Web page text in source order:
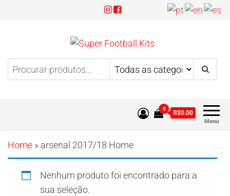
Super Football KitsAproveite 3x sem juros!
Menu
0
R$0.00
Home » arsenal 2017/18 Home
Nenhum produto foi encontrado para a
sua seleção.